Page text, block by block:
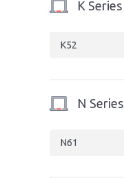
K Series
K52
N Series
N61